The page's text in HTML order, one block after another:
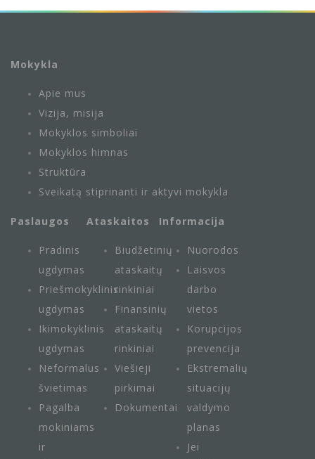
Mokykla
Apie mus
Vizija, misija
Mokyklos simboliai
Mokyklos himnas
Struktūra
Sveikatą stiprinanti ir aktyvi mokykla
Paslaugos
Pradinis
ugdymas
Priešmokyklinis
ugdymas
Ikimokyklinis
ugdymas
Neformalus
švietimas
Pagalba
mokiniams
ir
Ataskaitos
Biudžetinių
ataskaitų
rinkiniai
Finansinių
ataskaitų
rinkiniai
Viešieji
pirkimai
Dokumentai
Informacija
Nuorodos
Laisvos
darbo
vietos
Korupcijos
prevencija
Ekstremalių
situacijų
valdymo
planas
Jei